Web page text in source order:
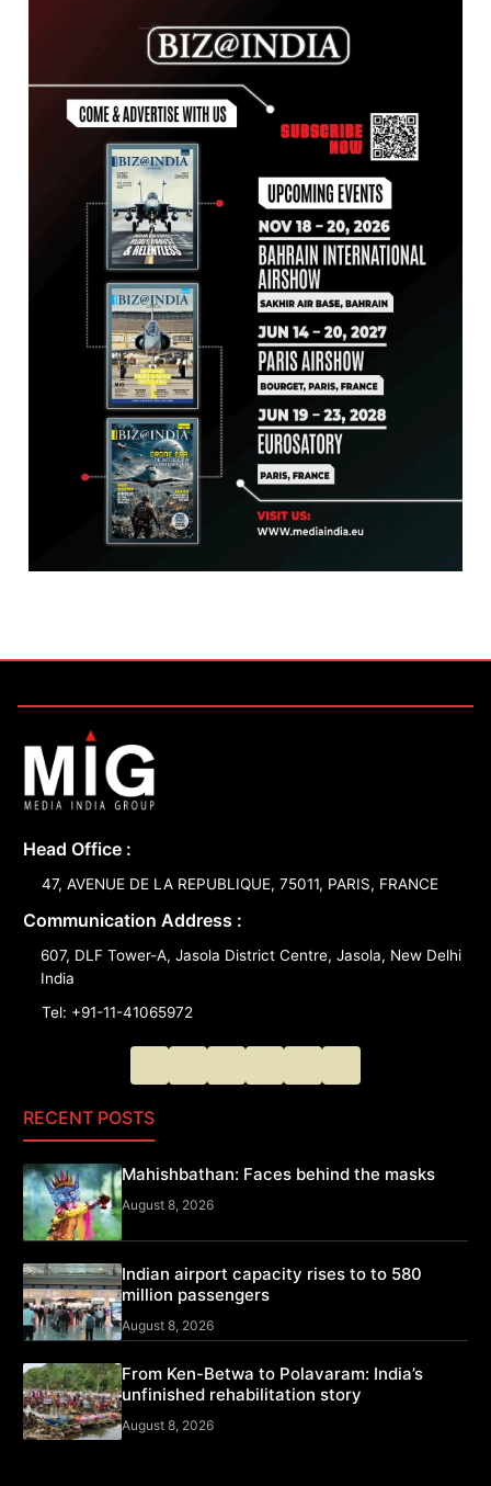
Head Office :
47, AVENUE DE LA REPUBLIQUE, 75011, PARIS, FRANCE
Communication Address :
607, DLF Tower-A, Jasola District Centre, Jasola, New Delhi
India
Tel: +91-11-41065972
RECENT POSTS
Mahishbathan: Faces behind the masks
August 8, 2026
Indian airport capacity rises to to 580
million passengers
August 8, 2026
From Ken-Betwa to Polavaram: India’s
unfinished rehabilitation story
August 8, 2026